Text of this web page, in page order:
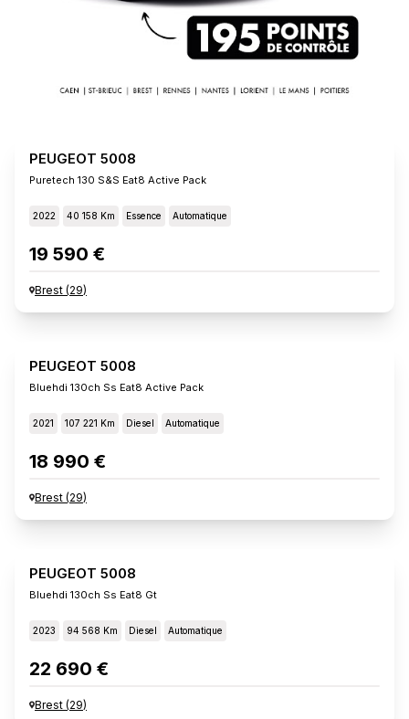
PEUGEOT 5008
Puretech 130 S&s Eat8 Active Pack
2022 40 158 Km Essence Automatique
19 590 €
Brest (29)
PEUGEOT 5008
Bluehdi 130ch Ss Eat8 Active Pack
2021 107 221 Km Diesel Automatique
18 990 €
Brest (29)
PEUGEOT 5008
Bluehdi 130ch Ss Eat8 Gt
2023 94 568 Km Diesel Automatique
22 690 €
Brest (29)